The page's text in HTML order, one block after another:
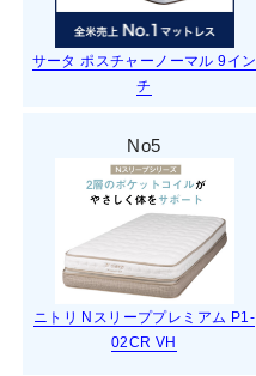
サータ ポスチャーノーマル 9イン
チ
No5
ニトリ Nスリーププレミアム P1-
02CR VH